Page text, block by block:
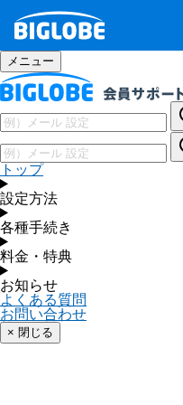
メニュー
トップ
設定方法
各種手続き
料金・特典
お知らせ
よくある質問
お問い合わせ
× 閉じる